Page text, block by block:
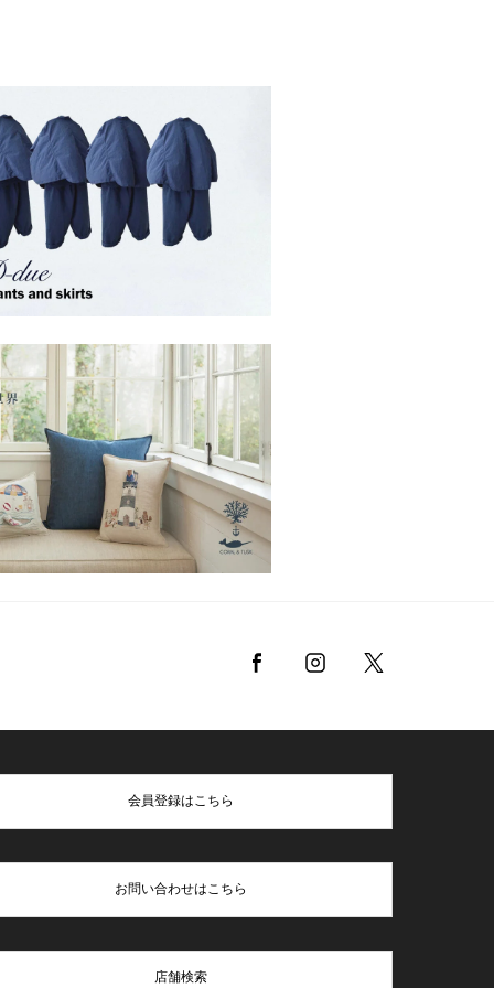
会員登録はこちら
お問い合わせはこちら
店舗検索